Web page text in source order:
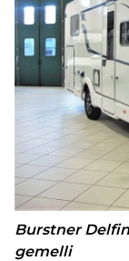
Burstner
gemelli